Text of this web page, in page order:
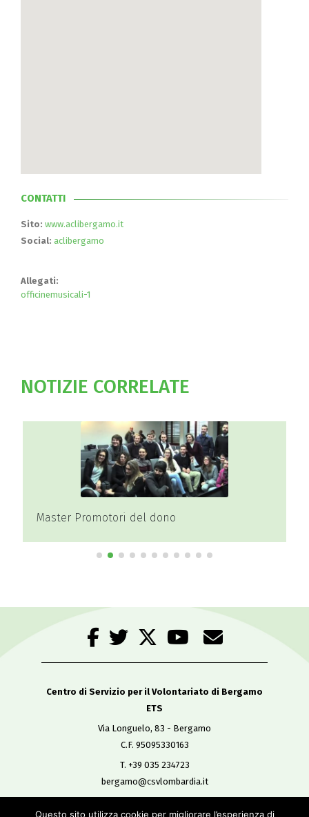
CONTATTI
Sito: www.aclibergamo.it
Social: aclibergamo
Allegati:
officinemusicali-1
NOTIZIE CORRELATE
Master Promotori del dono
Centro di Servizio per il Volontariato di Bergamo
ETS
Via Longuelo, 83 - Bergamo
C.F. 95095330163
T. +39 035 234723
bergamo@csvlombardia.it
Questo sito utilizza cookie per migliorare l’esperienza di